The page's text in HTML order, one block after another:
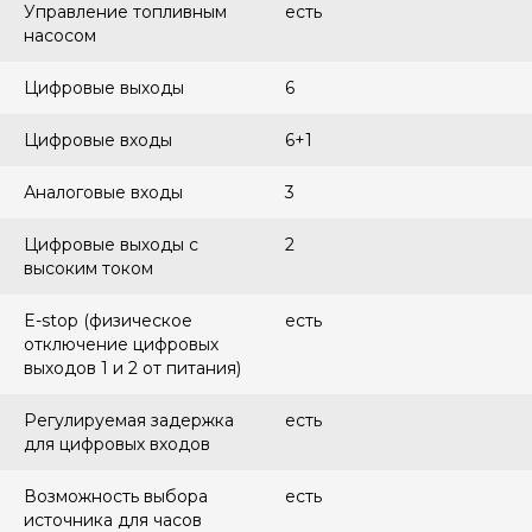
Управление топливным
насосом
есть
Цифровые выходы 6
Цифровые входы 6+1
Аналоговые входы 3
Цифровые выходы с
высоким током
2
E-stop (физическое
отключение цифровых
выходов 1 и 2 от питания)
есть
Регулируемая задержка
для цифровых входов
есть
Возможность выбора
источника для часов
есть